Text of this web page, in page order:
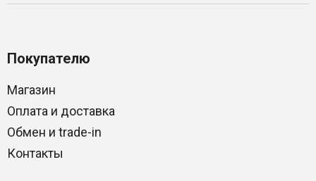
Покупателю
Магазин
Оплата и доставка
Обмен и trade-in
Контакты